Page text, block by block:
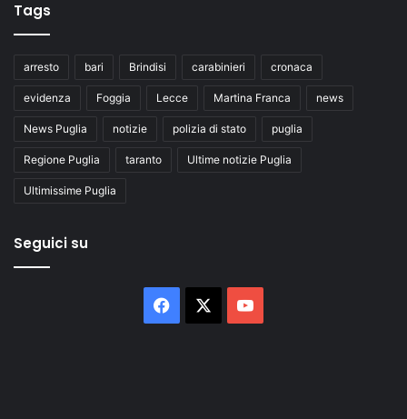
Tags
arresto bari Brindisi carabinieri cronaca
evidenza Foggia Lecce Martina Franca news
News Puglia notizie polizia di stato puglia
Regione Puglia taranto Ultime notizie Puglia
Ultimissime Puglia
Seguici su
Facebook